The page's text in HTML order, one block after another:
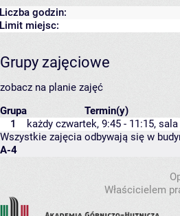
Liczba godzin:
Limit miejsc:
Grupy zajęciowe
zobacz na planie zajęć
Grupa
Termin(y)
1
każdy czwartek, 9:45 - 11:15, sala
Wszystkie zajęcia odbywają się w
A-4
Właścicielem